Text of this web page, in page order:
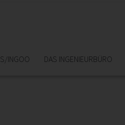
INGOO DAS INGENIEURBÜRO